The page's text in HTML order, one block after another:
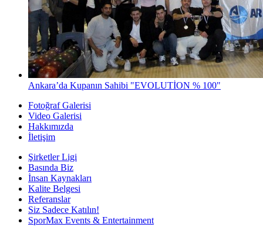
Ankara’da Kupanın Sahibi "EVOLUTİON % 100"
Fotoğraf Galerisi
Video Galerisi
Hakkımızda
İletişim
Şirketler Ligi
Basında Biz
İnsan Kaynakları
Kalite Belgesi
Referanslar
Siz Sadece Katılın!
SporMax Events & Entertainment